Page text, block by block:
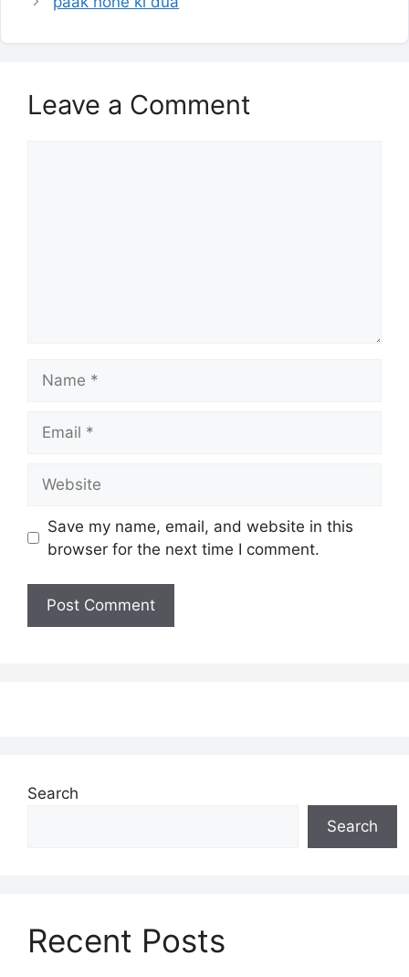
Leave a Comment
Save my name, email, and website in this
browser for the next time I comment.
Search
Search
Recent Posts